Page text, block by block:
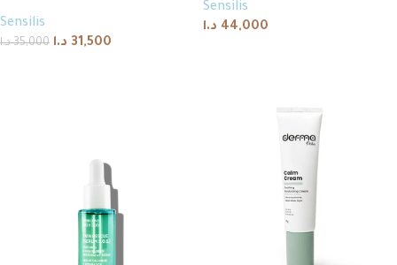
Sensilis
35,000 د.ا 31,500 د.ا
Sensilis
44,000 د.ا